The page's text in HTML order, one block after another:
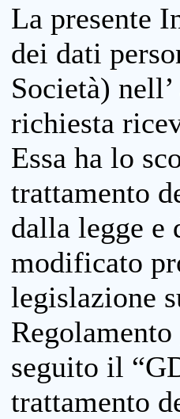
La presente
dei dati
Società)
richiesta
Essa ha lo
trattamento
dalla legge e
modificato
legislazione
seguito il
trattamento